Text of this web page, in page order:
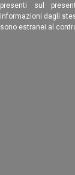
presenti sul
informazioni dagli
sono estranei al